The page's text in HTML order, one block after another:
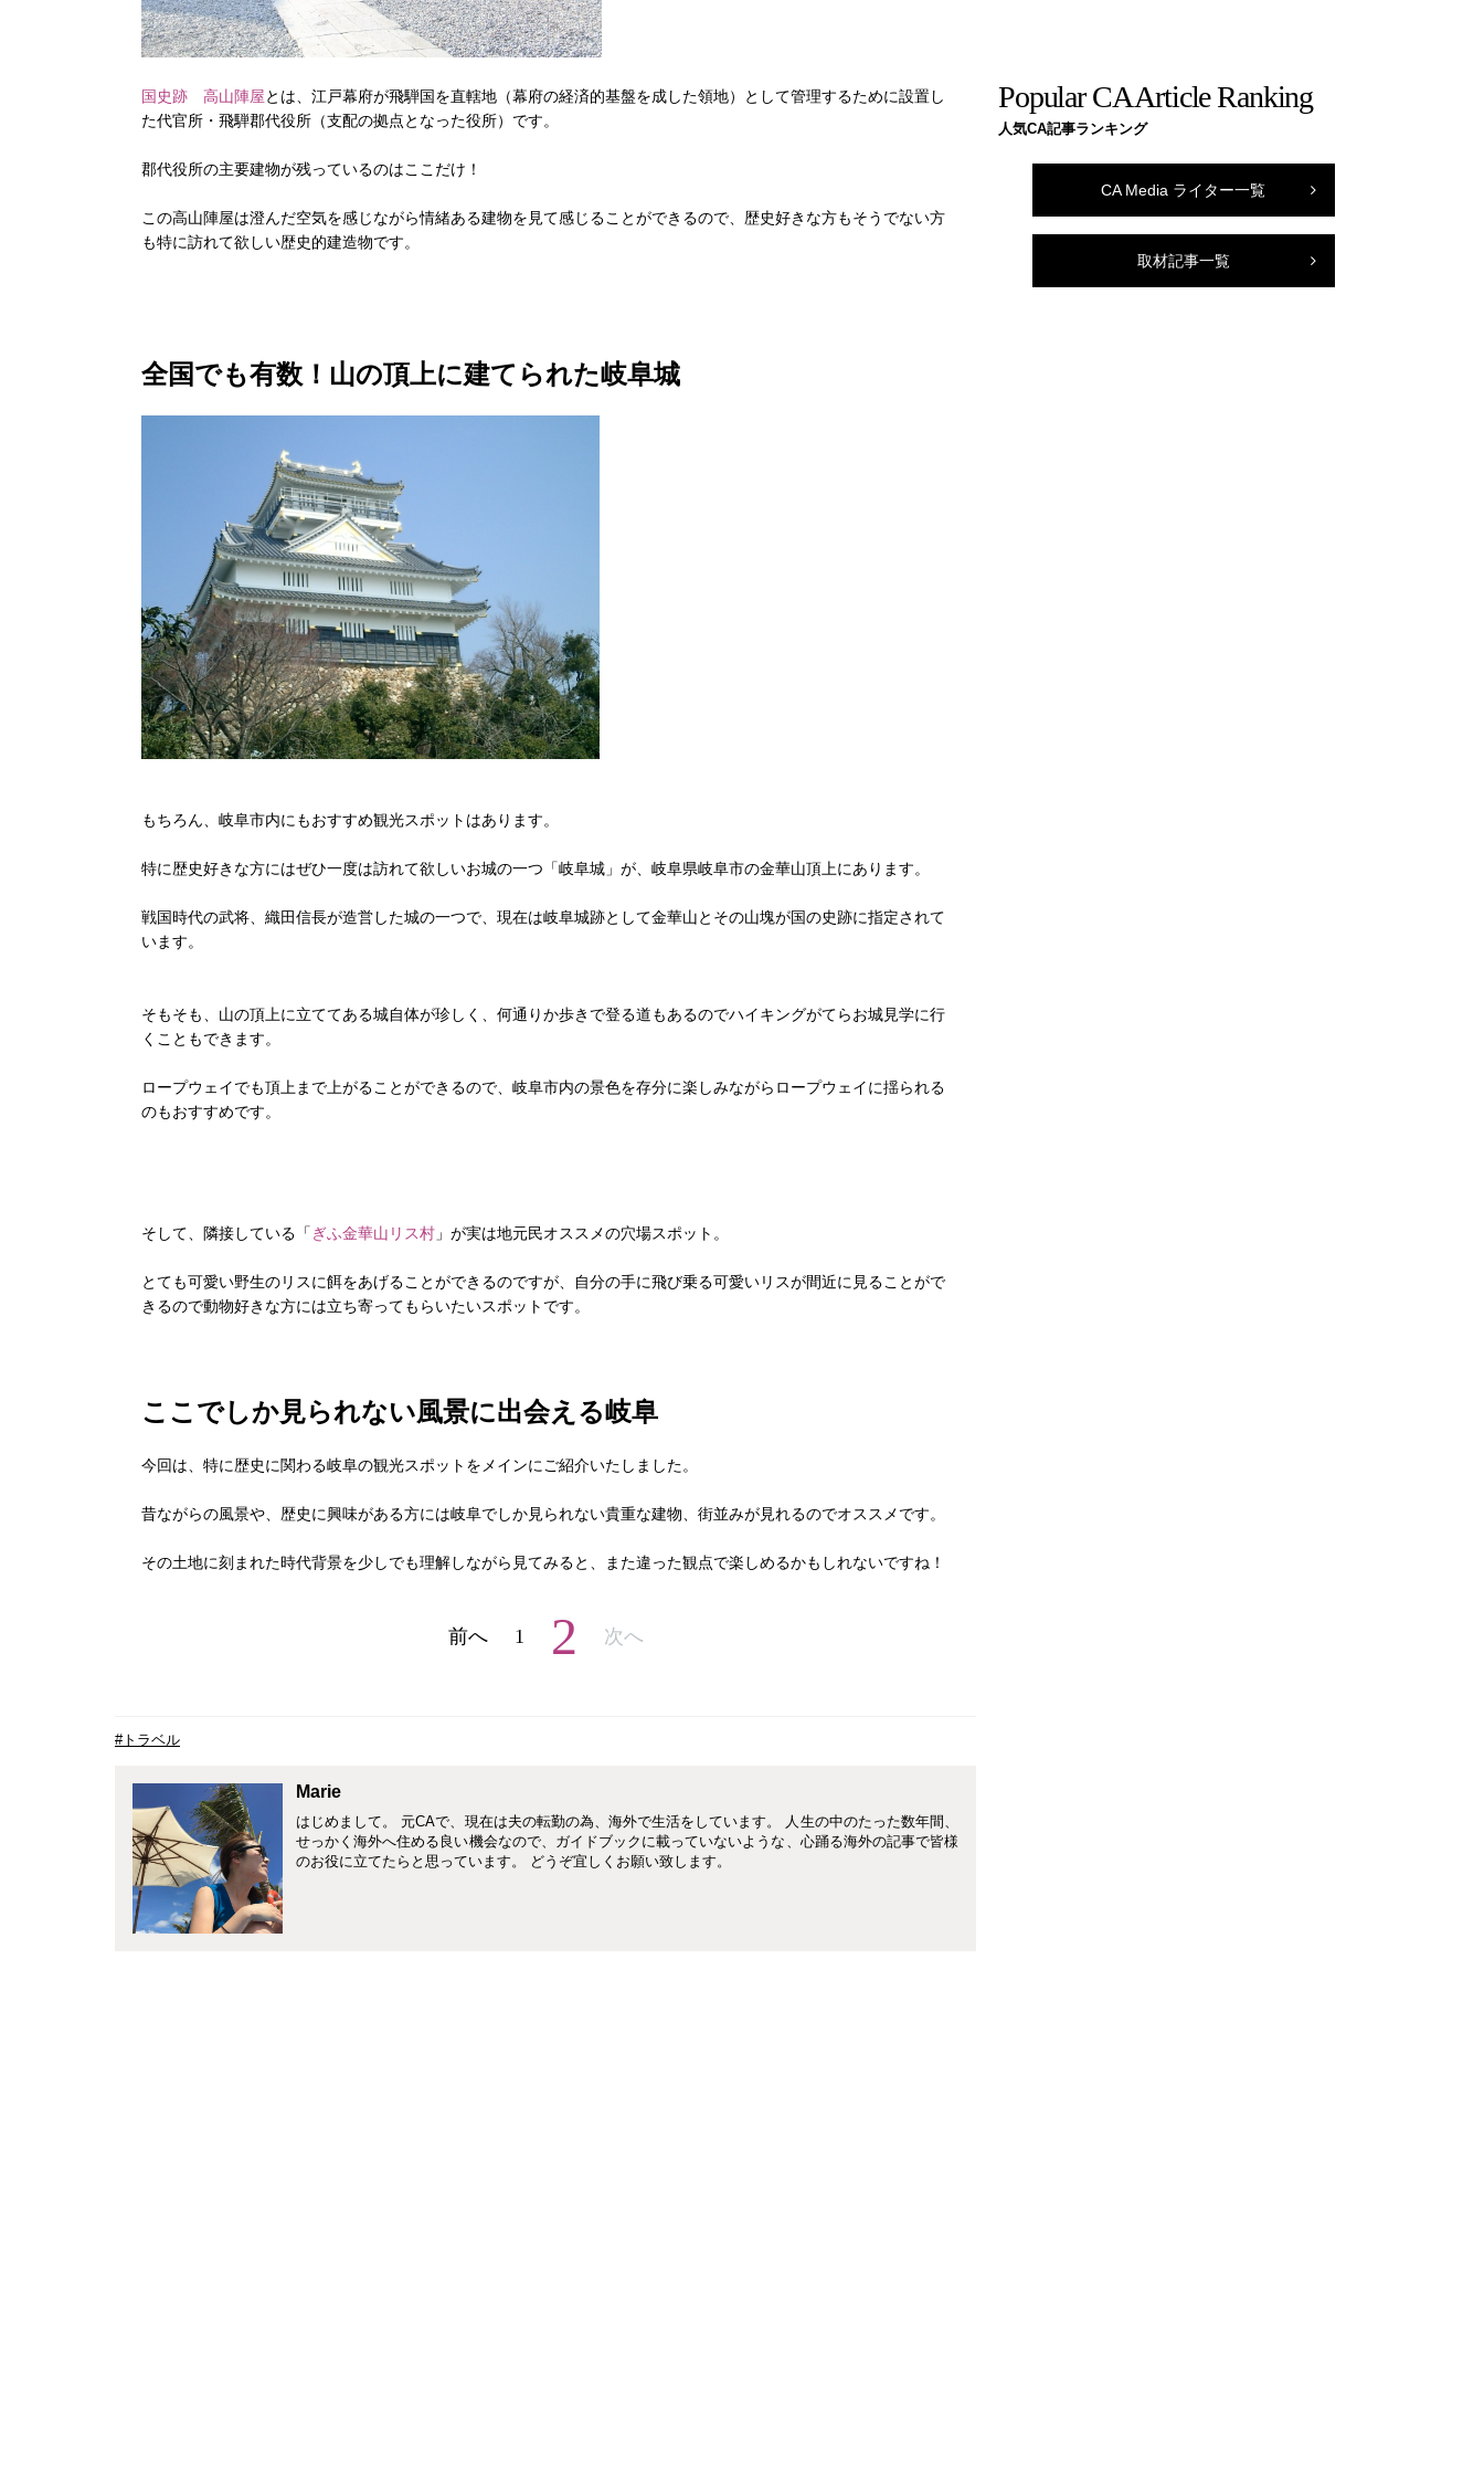
国史跡 高山陣屋とは、江戸幕府が飛騨国を直轄地（幕府の経済的基盤を成した領地）として管理するために設置し
た代官所・飛騨郡代役所（支配の拠点となった役所）です。
郡代役所の主要建物が残っているのはここだけ！
この高山陣屋は澄んだ空気を感じながら情緒ある建物を見て感じることができるので、歴史好きな方もそうでない方
も特に訪れて欲しい歴史的建造物です。
全国でも有数！山の頂上に建てられた岐阜城
もちろん、岐阜市内にもおすすめ観光スポットはあります。
特に歴史好きな方にはぜひ一度は訪れて欲しいお城の一つ「岐阜城」が、岐阜県岐阜市の金華山頂上にあります。
戦国時代の武将、織田信長が造営した城の一つで、現在は岐阜城跡として金華山とその山塊が国の史跡に指定されて
います。
そもそも、山の頂上に立ててある城自体が珍しく、何通りか歩きで登る道もあるのでハイキングがてらお城見学に行
くこともできます。
ロープウェイでも頂上まで上がることができるので、岐阜市内の景色を存分に楽しみながらロープウェイに揺られる
のもおすすめです。
そして、隣接している「 ぎふ金華山リス村 」が実は地元民オススメの穴場スポット。
とても可愛い野生のリスに餌をあげることができるのですが、自分の手に飛び乗る可愛いリスが間近に見ることがで
きるので動物好きな方には立ち寄ってもらいたいスポットです。
ここでしか見られない風景に出会える岐阜
今回は、特に歴史に関わる岐阜の観光スポットをメインにご紹介いたしました。
昔ながらの風景や、歴史に興味がある方には岐阜でしか見られない貴重な建物、街並みが見れるのでオススメです。
その土地に刻まれた時代背景を少しでも理解しながら見てみると、また違った観点で楽しめるかもしれないですね！
前へ 1 2 次へ
#トラベル
Marie
はじめまして。 元CAで、現在は夫の転勤の為、海外で生活をしています。 人生の中のたった数年間、
せっかく海外へ住める良い機会なので、ガイドブックに載っていないような、心踊る海外の記事で皆様
のお役に立てたらと思っています。 どうぞ宜しくお願い致します。
Popular CA Article Ranking
人気CA記事ランキング
CA Media ライター一覧
取材記事一覧